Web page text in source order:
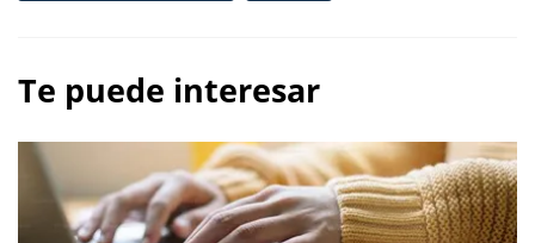
Te puede interesar